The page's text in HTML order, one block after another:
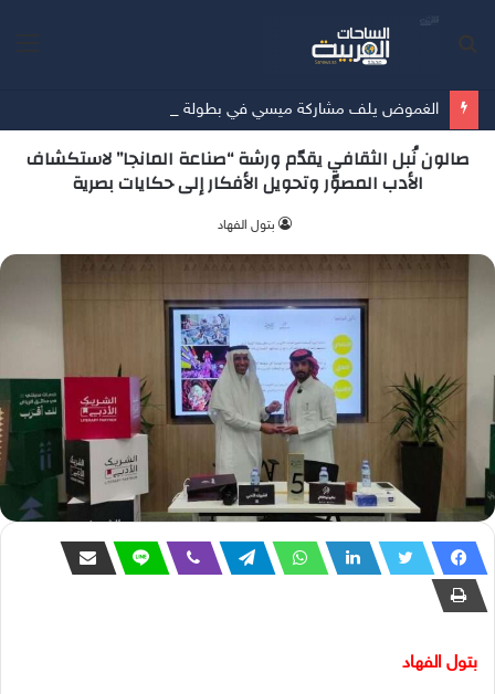
الغموض يلف مشاركة ميسي في بطولة كوبا أمريكا
صالون نُبل الثقافي يقدّم ورشة “صناعة المانجا” لاستكشاف
الأدب المصوّر وتحويل الأفكار إلى حكايات بصرية
‫بتول الفهاد
بتول الفهاد